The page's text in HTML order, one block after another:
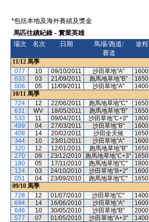
*包括本地及海外賽績及獎金
馬匹往績紀錄 - 實業英雄
場次
名次 日期
馬場/跑道/
賽道
途程
11/12 馬季
077
10 09/10/2011 沙田草地"A" 1600
033
03 21/09/2011 跑馬地草地"B" 1650
006
05 11/09/2011 沙田草地"A" 1400
10/11 馬季
724
12 22/06/2011 跑馬地草地"C" 1650
631
WV 18/05/2011 跑馬地草地"B" 1650
533
11 09/04/2011 沙田草地"C+3" 1800
499
04 27/03/2011 沙田草地"B" 1600
408
14 20/02/2011 沙田全天候 1650
344
10 23/01/2011 沙田草地"A" 1600
320
12 12/01/2011 跑馬地草地"B" 1650
270
09 23/12/2010 跑馬地草地"C+3" 1650
180
05 17/11/2010 跑馬地草地"C" 1800
124
03 24/10/2010 沙田草地"B+2" 1600
051
04 23/09/2010 跑馬地草地"C" 1650
09/10 馬季
728
12 01/07/2010 沙田草地"C" 1400
694
14 16/06/2010 沙田草地"A" 1600
646
10 30/05/2010 沙田草地"B" 2000
577
07 01/05/2010 沙田草地"A+3" 1400